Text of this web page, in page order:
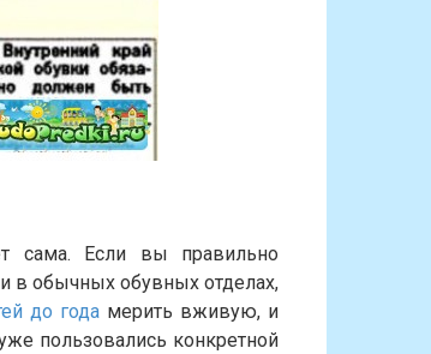
сама. Если вы правильно
в обычных обувных отделах,
до года мерить вживую, и
пользовались конкретной